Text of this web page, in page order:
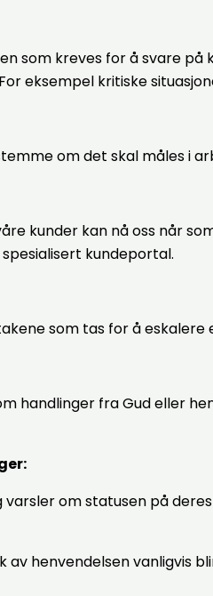
som kreves for å svare
eksempel kritiske
om det skal måles i
kunder kan nå oss når
kundeportal.
som tas for å
handlinger fra Gud eller
om statusen på
av henvendelsen vanligvis